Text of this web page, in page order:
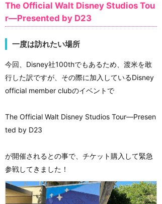
The Official Walt Disney Studios Tou
r—Presented by D23
一度は訪れたい場所
今回、Disney社100thでもあるため、渡米を敢
行した訳ですが、その際に加入しているDisney
official member clubのイベントで
The Official Walt Disney Studios Tour—Presen
ted by D23
が開催されるとの事で、チケット購入して緊急
参戦してきました！